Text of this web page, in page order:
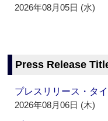
2026年08月05日 (水)
Press Release
プレスリリース・タ
2026年08月06日 (木)